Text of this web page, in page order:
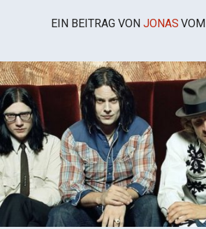
EIN BEITRAG VON JONAS VOM